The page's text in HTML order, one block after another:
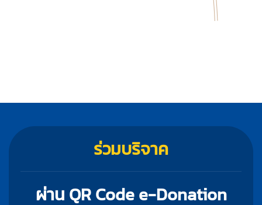
ร่วมบริจาค
ผ่าน QR Code e-Donation